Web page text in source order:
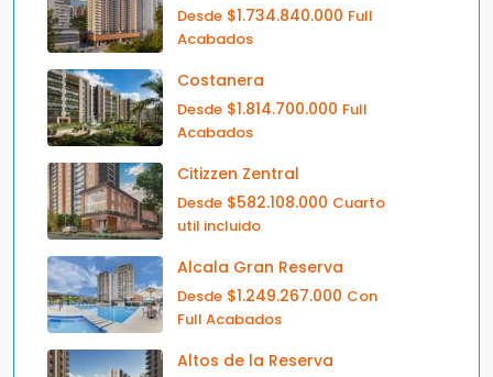
Desde $1.734.840.000 Full
Acabados
Costanera
Desde $1.814.700.000 Full
Acabados
Citizzen Zentral
Desde $582.108.000 Cuarto
util incluido
Alcala Gran Reserva
Desde $1.249.267.000 Con
Full Acabados
Altos de la Reserva